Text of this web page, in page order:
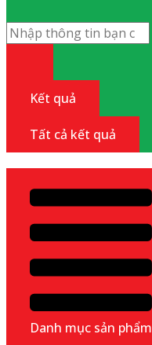
Kết quả
Tất cả kết quả
Danh mục sản phẩm